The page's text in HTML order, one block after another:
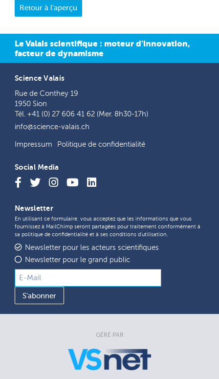
Le Valais scientifique : moteur d'innovation,
facteur de dynamisme
Science Valais
Rue de Conthey 19
1950 Sion
Tél. +41 (0) 27 606 41 62 (Mer. 8h30-17h)
info@science-valais.ch
Impressum Politique de confidentialité
Social Media
Newsletter
En utilisant ce formulaire, vous acceptez que les informations que vous
fournissez à MailChimp seront partagées pour traitement conformément à
sa politique de confidentialité et à ses conditions d'utilisation.
Newsletter pour les acteurs scientifiques
Newsletter pour le grand public
GÉRÉ PAR